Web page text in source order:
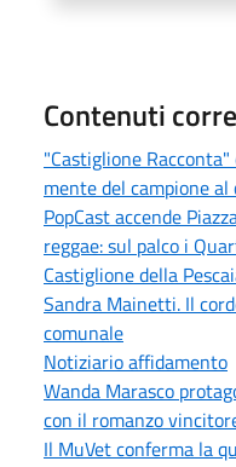
Contenuti
"Castiglione
mente del campione
PopCast accende
reggae: sul palco i
Castiglione della
Sandra Mainetti. Il
comunale
Notiziario affidamento
Wanda Marasco
con il romanzo
Il MuVet conferma la